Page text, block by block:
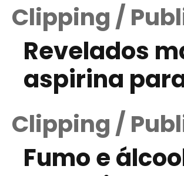
Clipping /
Revelados
aspirina
Clipping /
Fumo e